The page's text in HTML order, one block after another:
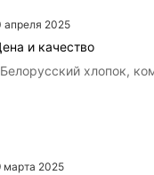
апреля 2025
и качество
хлопок,
марта 2025